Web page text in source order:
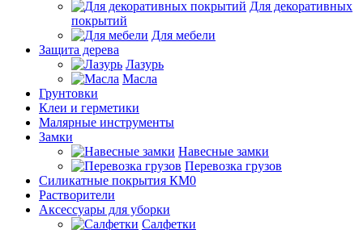
Для декоративных
покрытий
Для мебели
Защита дерева
Лазурь
Масла
Грунтовки
Клеи и герметики
Малярные инструменты
Замки
Навесные замки
Перевозка грузов
Силикатные покрытия КМ0
Растворители
Аксессуары для уборки
Салфетки